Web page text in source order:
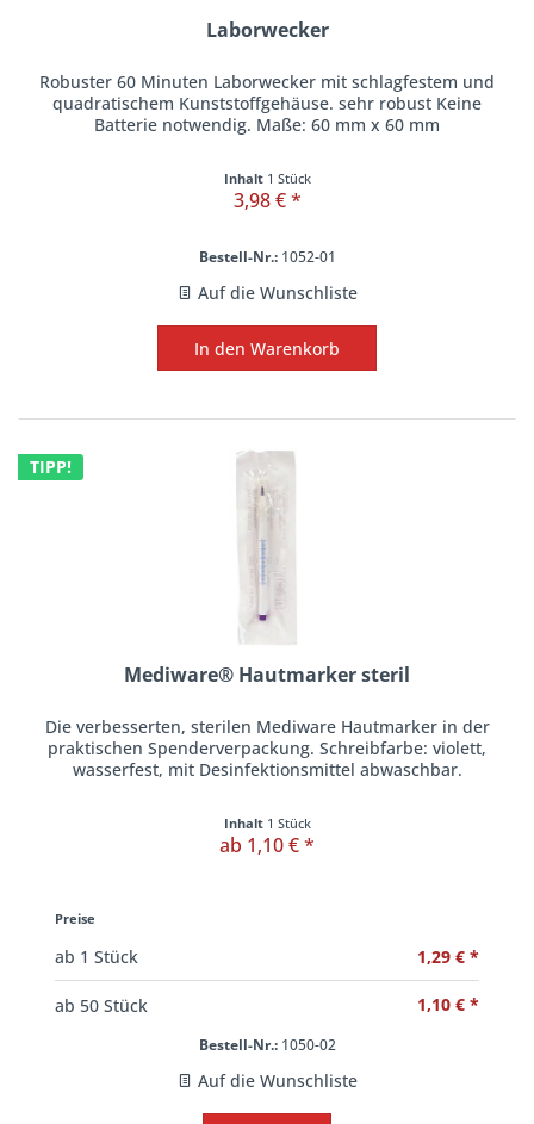
Laborwecker
Robuster 60 Minuten Laborwecker mit schlagfestem und
quadratischem Kunststoffgehäuse. sehr robust Keine
Batterie notwendig. Maße: 60 mm x 60 mm
Inhalt 1 Stück
3,98 € *
Bestell-Nr.:1052-01
Auf die Wunschliste
In den Warenkorb
TIPP!
Mediware® Hautmarker steril
Die verbesserten, sterilen Mediware Hautmarker in der
praktischen Spenderverpackung. Schreibfarbe: violett,
wasserfest, mit Desinfektionsmittel abwaschbar.
Inhalt 1 Stück
ab 1,10 € *
Preise
ab 1Stück 1,29 € *
ab 50Stück 1,10 € *
Bestell-Nr.:1050-02
Auf die Wunschliste